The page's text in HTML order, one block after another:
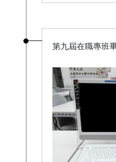
第九屆在職專班